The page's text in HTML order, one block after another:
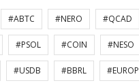
#ABTC #NERO #QCAD
#PSOL #COIN #NESO
#USDB #BBRL #EUROP